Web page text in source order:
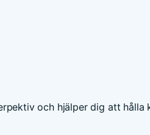
och hjälper dig att